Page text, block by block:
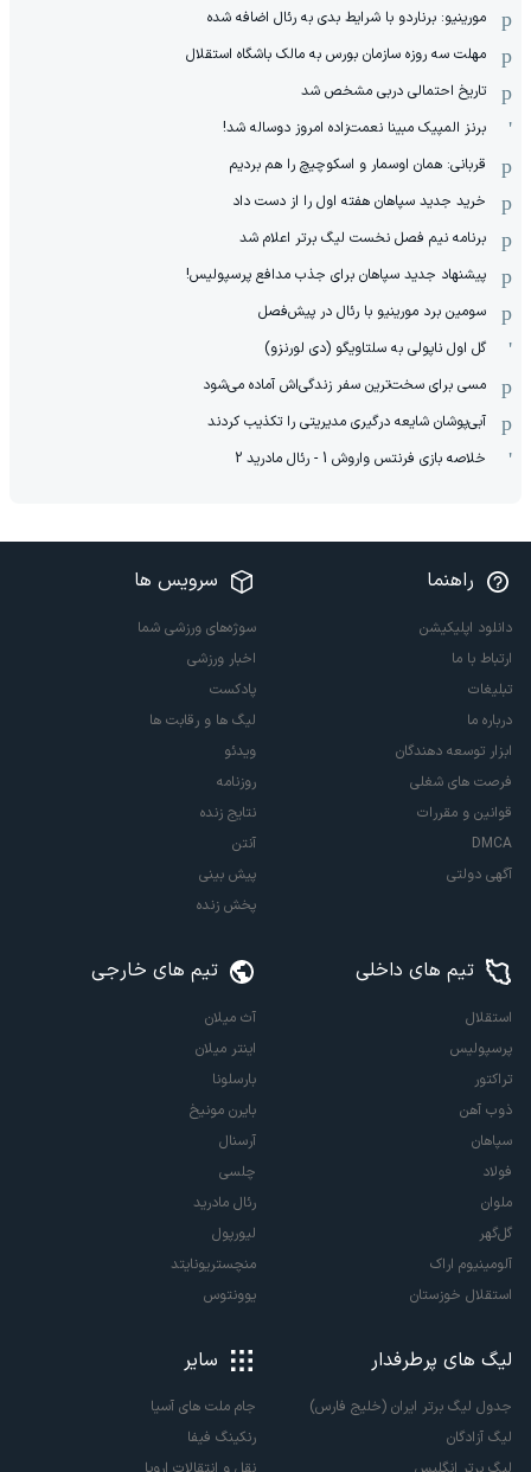
مورینیو: برناردو با شرایط بدی به رئال اضافه شده
مهلت سه روزه سازمان بورس به مالک باشگاه استقلال
تاریخ احتمالی دربی مشخص شد
برنز المپیک مبینا نعمت‌زاده امروز دوساله شد!
قربانی: همان اوسمار و اسکوچیچ را هم بردیم
خرید جدید سپاهان هفته اول را از دست داد
برنامه نیم فصل نخست لیگ برتر اعلام شد
پیشنهاد جدید سپاهان برای جذب مدافع پرسپولیس!
سومین برد مورینیو با رئال در پیش‌فصل
گل اول ناپولی به سلتاویگو (دی لورنزو)
مسی برای سخت‌ترین سفر زندگی‌اش آماده می‌شود
آبی‌پوشان شایعه درگیری مدیریتی را تکذیب کردند
خلاصه بازی فرنتس واروش 1 - رئال مادرید 2
راهنما
دانلود اپلیکیشن
ارتباط با ما
تبلیغات
درباره ما
ابزار توسعه دهندگان
فرصت های شغلی
قوانین و مقررات
DMCA
آگهی دولتی
سرویس ها
سوژه‌های ورزشی شما
اخبار ورزشی
پادکست
لیگ ها و رقابت ها
ویدئو
روزنامه
نتایج زنده
آنتن
پیش بینی
پخش زنده
تیم های داخلی
استقلال
پرسپولیس
تراکتور
ذوب آهن
سپاهان
فولاد
ملوان
گل‌گهر
آلومینیوم اراک
استقلال خوزستان
تیم های خارجی
آث میلان
اینتر میلان
بارسلونا
بایرن مونیخ
آرسنال
چلسی
رئال مادرید
لیورپول
منچستریونایتد
یوونتوس
لیگ های پرطرفدار
جدول لیگ برتر ایران (خلیج فارس)
لیگ آزادگان
سایر
جام ملت های آسیا
رنکینگ فیفا